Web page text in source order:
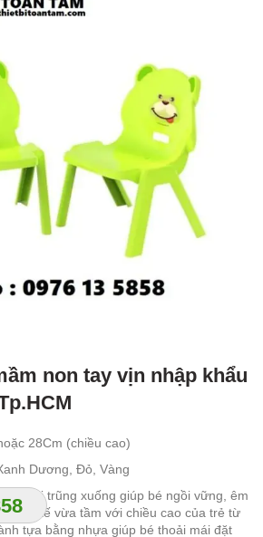
non tay vịn nhập khẩu
28Cm (chiều cao)
Dương, Đỏ, Vàng
kế hơi trũng xuống giúp bé ngồi vững, êm
thiết kế vừa tầm với chiều cao của trẻ từ
tựa bằng nhựa giúp bé thoải mái đặt